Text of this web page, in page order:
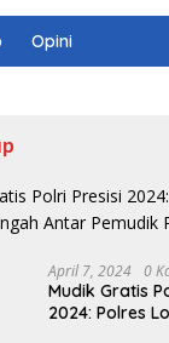
Opini
April 7, 2024 0
Mudik Gratis
2024: Polres